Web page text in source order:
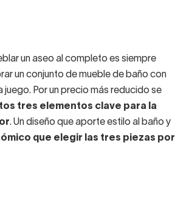
un aseo al completo es siempre
un conjunto de mueble de baño con
juego. Por un precio más reducido se
tres elementos clave para la
. Un diseño que aporte estilo al baño y
que elegir las tres piezas por
de muebles de baño